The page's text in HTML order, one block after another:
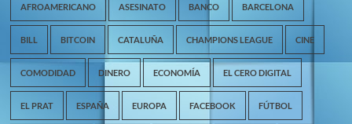
AFROAMERICANO ASESINATO BANCO BARCELONA
BILL BITCOIN CATALUÑA CHAMPIONS LEAGUE CINE
COMODIDAD DINERO ECONOMÍA EL CERO DIGITAL
EL PRAT ESPAÑA EUROPA FACEBOOK FÚTBOL